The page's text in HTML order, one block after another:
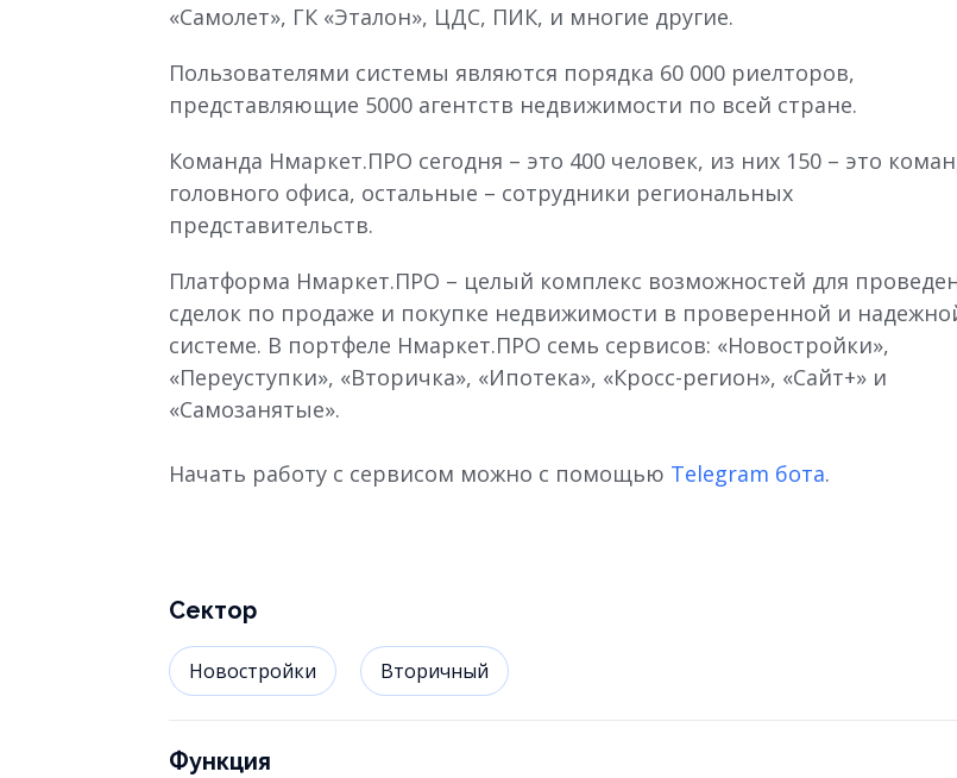
«Самолет», ГК «Эталон», ЦДС, ПИК, и многие другие.
Пользователями системы являются порядка 60 000 риелторов,
представляющие 5000 агентств недвижимости по всей стране.
Команда Нмаркет.ПРО сегодня – это 400 человек, из них 150 – это
головного офиса, остальные – сотрудники региональных
представительств.
Платформа Нмаркет.ПРО – целый комплекс возможностей для
сделок по продаже и покупке недвижимости в проверенной и
системе. В портфеле Нмаркет.ПРО семь сервисов: «Новостройки»,
«Переуступки», «Вторичка», «Ипотека», «Кросс-регион», «Сайт+» и
«Самозанятые».
Начать работу с сервисом можно с помощью Telegram бота.
Сектор
Новостройки Вторичный
Функция